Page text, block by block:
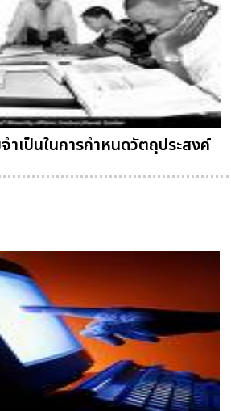
ำเป็นในการกำหนดวัตถุประสงค์